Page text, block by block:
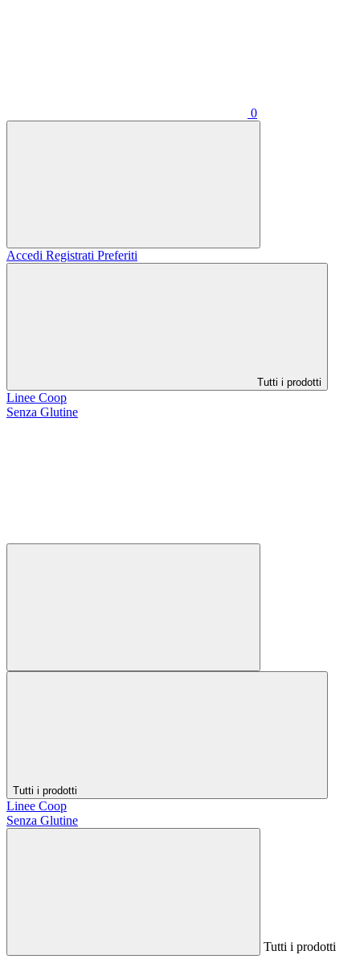
0
Accedi Registrati Preferiti
Tutti i prodotti
Linee Coop
Senza Glutine
Tutti i prodotti
Linee Coop
Senza Glutine
Tutti i prodotti